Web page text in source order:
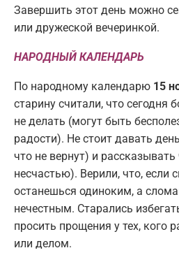
Завершить этот день можно
или дружеской вечеринкой.
НАРОДНЫЙ КАЛЕНДАРЬ
По народному календарю 15
старину считали, что сегодня
не делать (могут быть
радости). Не стоит давать
что не вернут) и
несчастью). Верили, что, если
останешься одиноким, а
нечестным. Старались
просить прощения у тех, кого
или делом.